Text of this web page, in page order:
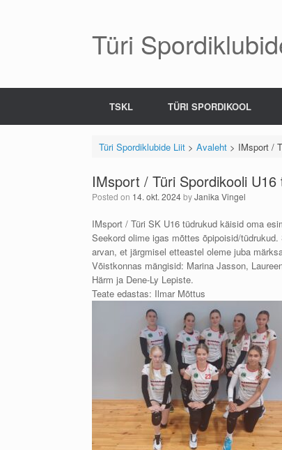
Türi
TSKL TÜRI SPORDIKOOL
Türi Spordiklubide Liit> Avaleht> IMsport /
IMsport / Türi Spordikooli
Posted on 14. okt. 2024byJanika Vingel
IMsport / Türi SK U16 tüdrukud käisid oma
Seekord olime igas mõttes õpipoisid/
arvan, et järgmisel etteastel oleme juba
Võistkonnas mängisid: Marina Jasson,
Härm ja Dene-Ly Lepiste.
Teate edastas: Ilmar Mõttus